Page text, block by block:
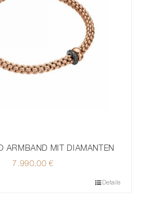
ARMBAND MIT DIAMANTEN
7.990,00€
Details